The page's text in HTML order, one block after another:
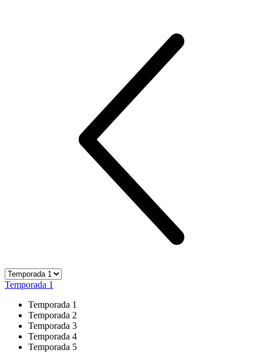
Temporada 1
Temporada 1
Temporada 2
Temporada 3
Temporada 4
Temporada 5